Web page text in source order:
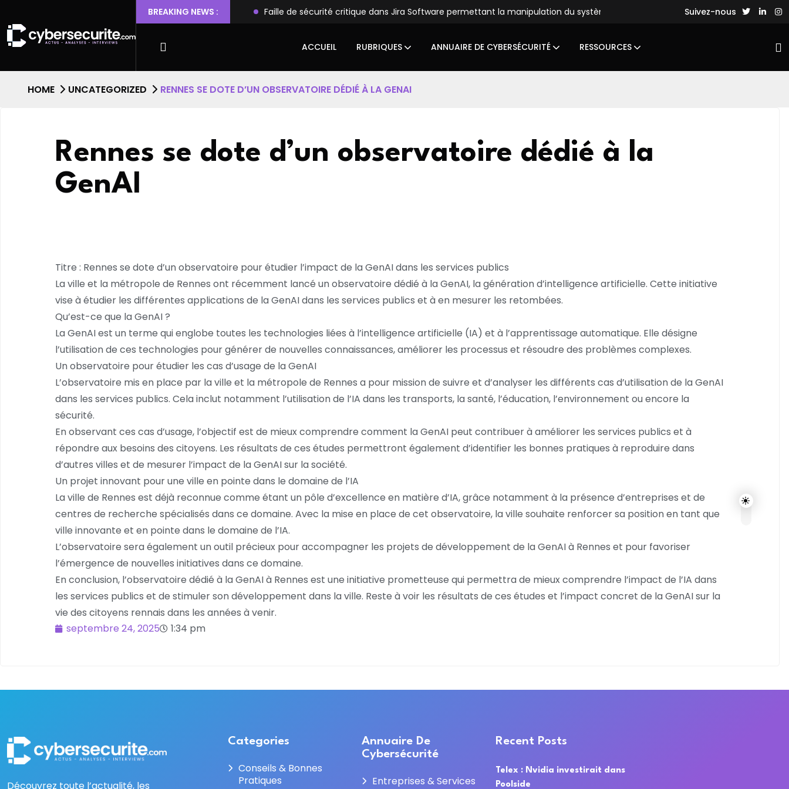
BREAKING NEWS :
permettant l’escalade de privilèges et l’accès root Faille de sécurité critique dans Jira Software permettant la manipulation du système de fichiers Des hackers chinois
Suivez-nous
ACCUEIL RUBRIQUES ANNUAIRE DE CYBERSÉCURITÉ RESSOURCES
HOME UNCATEGORIZED RENNES SE DOTE D’UN OBSERVATOIRE DÉDIÉ À LA GENAI
Rennes se dote d’un observatoire dédié à la
GenAI
Titre : Rennes se dote d’un observatoire pour étudier l’impact de la GenAI dans les services publics
La ville et la métropole de Rennes ont récemment lancé un observatoire dédié à la GenAI, la génération d’intelligence artificielle. Cette initiative
vise à étudier les différentes applications de la GenAI dans les services publics et à en mesurer les retombées.
Qu’est-ce que la GenAI ?
La GenAI est un terme qui englobe toutes les technologies liées à l’intelligence artificielle (IA) et à l’apprentissage automatique. Elle désigne
l’utilisation de ces technologies pour générer de nouvelles connaissances, améliorer les processus et résoudre des problèmes complexes.
Un observatoire pour étudier les cas d’usage de la GenAI
L’observatoire mis en place par la ville et la métropole de Rennes a pour mission de suivre et d’analyser les différents cas d’utilisation de la GenAI
dans les services publics. Cela inclut notamment l’utilisation de l’IA dans les transports, la santé, l’éducation, l’environnement ou encore la
sécurité.
En observant ces cas d’usage, l’objectif est de mieux comprendre comment la GenAI peut contribuer à améliorer les services publics et à
répondre aux besoins des citoyens. Les résultats de ces études permettront également d’identifier les bonnes pratiques à reproduire dans
d’autres villes et de mesurer l’impact de la GenAI sur la société.
Un projet innovant pour une ville en pointe dans le domaine de l’IA
La ville de Rennes est déjà reconnue comme étant un pôle d’excellence en matière d’IA, grâce notamment à la présence d’entreprises et de
centres de recherche spécialisés dans ce domaine. Avec la mise en place de cet observatoire, la ville souhaite renforcer sa position en tant que
ville innovante et en pointe dans le domaine de l’IA.
L’observatoire sera également un outil précieux pour accompagner les projets de développement de la GenAI à Rennes et pour favoriser
l’émergence de nouvelles initiatives dans ce domaine.
En conclusion, l’observatoire dédié à la GenAI à Rennes est une initiative prometteuse qui permettra de mieux comprendre l’impact de l’IA dans
les services publics et de stimuler son développement dans la ville. Reste à voir les résultats de ces études et l’impact concret de la GenAI sur la
vie des citoyens rennais dans les années à venir.
septembre 24, 2025
1:34 pm
Découvrez toute l’actualité, les
Categories
Conseils & Bonnes
Pratiques
Annuaire De
Cybersécurité
Entreprises & Services
Recent Posts
Telex : Nvidia investirait dans
Poolside